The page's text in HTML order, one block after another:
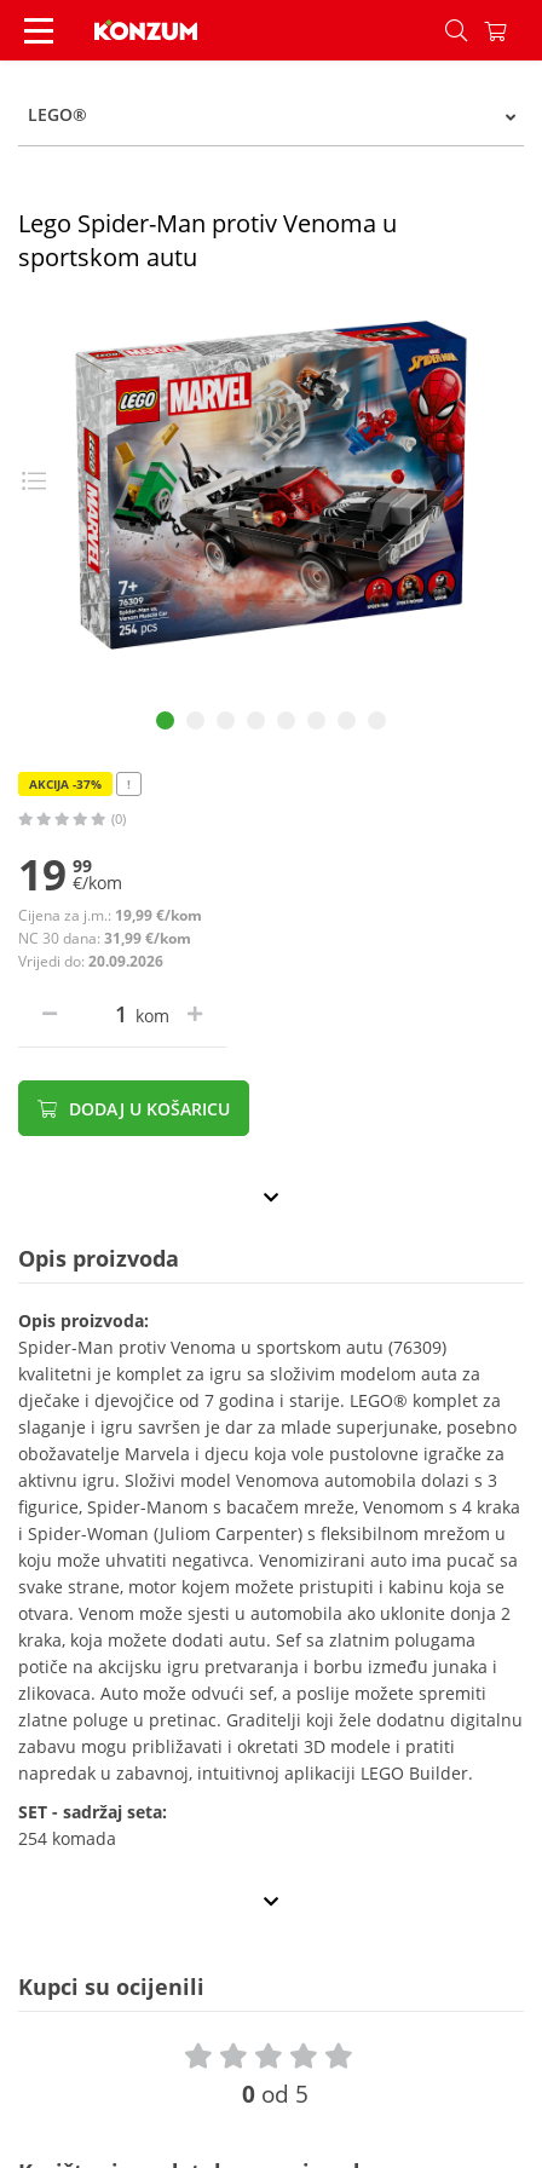
Lego Spider-Man protiv Venoma u sportskom
LEGO®
Lego Spider-Man protiv Venoma u
sportskom autu
AKCIJA -37% !
(0)
19 99
€/kom
Cijena za j.m.: 19,99 €/kom
NC 30 dana: 31,99 €/kom
Vrijedi do: 20.09.2026
kom
DODAJ U KOŠARICU
Opis proizvoda
Opis proizvoda:
Spider-Man protiv Venoma u sportskom autu (76309)
kvalitetni je komplet za igru sa složivim modelom auta za
dječake i djevojčice od 7 godina i starije. LEGO® komplet za
slaganje i igru savršen je dar za mlade superjunake, posebno
obožavatelje Marvela i djecu koja vole pustolovne igračke za
aktivnu igru. Složivi model Venomova automobila dolazi s 3
figurice, Spider-Manom s bacačem mreže, Venomom s 4 kraka
i Spider-Woman (Juliom Carpenter) s fleksibilnom mrežom u
koju može uhvatiti negativca. Venomizirani auto ima pucač sa
svake strane, motor kojem možete pristupiti i kabinu koja se
otvara. Venom može sjesti u automobila ako uklonite donja 2
kraka, koja možete dodati autu. Sef sa zlatnim polugama
potiče na akcijsku igru pretvaranja i borbu između junaka i
zlikovaca. Auto može odvući sef, a poslije možete spremiti
zlatne poluge u pretinac. Graditelji koji žele dodatnu digitalnu
zabavu mogu približavati i okretati 3D modele i pratiti
napredak u zabavnoj, intuitivnoj aplikaciji LEGO Builder.
SET - sadržaj seta:
254 komada
Kupci su ocijenili
0 od 5